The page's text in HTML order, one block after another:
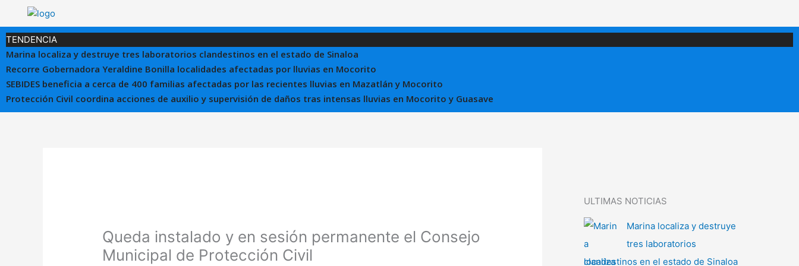
contenido
TENDENCIA
Marina localiza y destruye tres laboratorios clandestinos en el estado de Sinaloa
Recorre Gobernadora Yeraldine Bonilla localidades afectadas por lluvias en Mocorito
SEBIDES beneficia a cerca de 400 familias afectadas por las recientes lluvias en Mazatlán y Mocorito
Protección Civil coordina acciones de auxilio y supervisión de daños tras intensas lluvias en Mocorito y Guasave
Queda instalado y en sesión permanente el Consejo
Municipal de Protección Civil
ULTIMAS NOTICIAS
Marina localiza y destruye
tres laboratorios
clandestinos en el estado de Sinaloa